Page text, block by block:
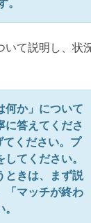
いて説明し、状
何か」について
に答えてくださ
ください。プ
てください。
ときは、まず説
「マッチが終わ